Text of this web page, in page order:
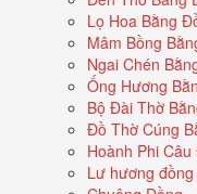
Lọ Hoa Bằng
Mâm Bồng
Ngai Chén
Ống Hương
Bộ Đài Thờ
Đồ Thờ Cúng
Hoành Phi
Lư hương đồng